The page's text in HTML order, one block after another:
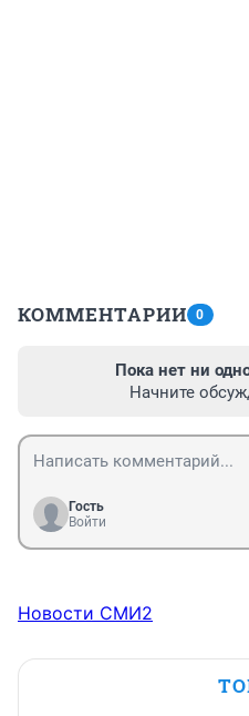
КОММЕНТАРИИ 0
Пока нет ни
Начните
Гость
Войти
Новости СМИ2